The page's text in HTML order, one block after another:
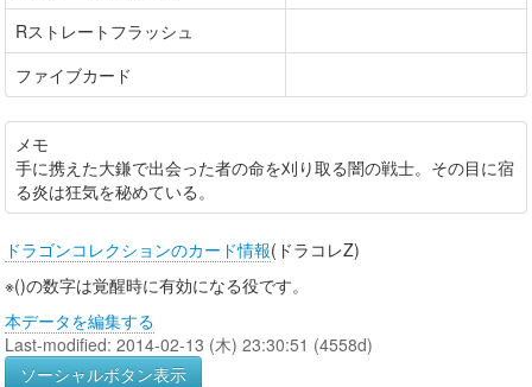
Rストレートフラッシュ
ファイブカード
メモ
手に携えた大鎌で出会った者の命を刈り取る闇の戦士。その目に宿
る炎は狂気を秘めている。
ドラゴンコレクションのカード情報(ドラコレZ)
※()の数字は覚醒時に有効になる役です。
本データを編集する
Last-modified: 2014-02-13 (木) 23:30:51 (4558d)
ソーシャルボタン表示